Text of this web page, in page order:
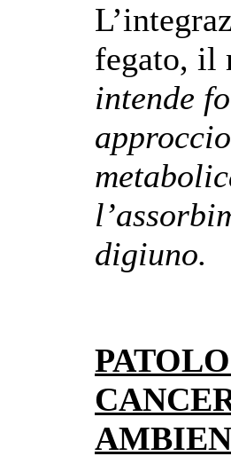
fegato, il
intende
digiuno.